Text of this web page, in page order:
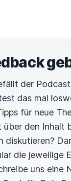
der
das mal
für neue
über den Inhalt
diskutieren?
die jeweilige
uns eine